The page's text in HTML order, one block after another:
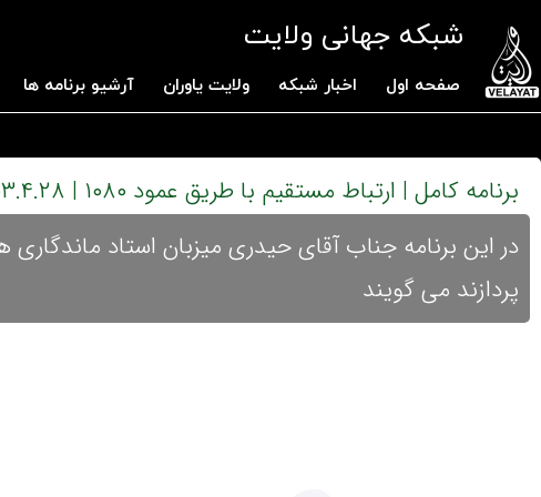
شبکه جهانی ولایت
صفحه اول اخبار شبکه ولایت یاوران آرشیو برنامه ها
برنامه کامل | ارتباط مستقیم با طریق عمود ۱۰۸۰ | ۱۴۰۳.۴.۲۸ | شب چهاردهم صفر
در این برنامه جناب آقای حیدری میزبان استاد
پردازند می گویند